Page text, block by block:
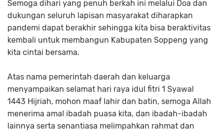
Semoga dihari yang penuh berkah ini melalui Doa dan
dukungan seluruh lapisan masyarakat diharapkan
pandemi dapat berakhir sehingga kita bisa beraktivitas
kembali untuk membangun Kabupaten Soppeng yang
kita cintai bersama.
Atas nama pemerintah daerah dan keluarga
menyampaikan selamat hari raya idul fitri 1 Syawal
1443 Hijriah, mohon maaf lahir dan batin, semoga Allah
menerima amal ibadah puasa kita, dan ibadah-ibadah
lainnya serta senantiasa melimpahkan rahmat dan